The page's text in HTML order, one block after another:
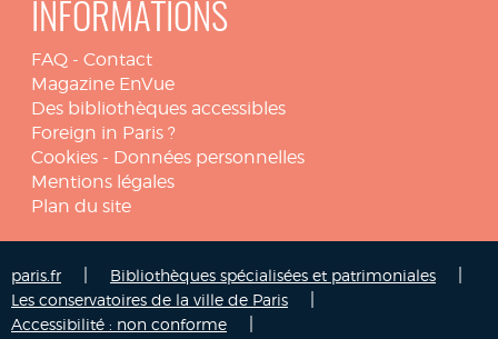
INFORMATIONS
FAQ - Contact
Magazine EnVue
Des bibliothèques accessibles
Foreign in Paris ?
Cookies - Données personnelles
Mentions légales
Plan du site
paris.fr Bibliothèques spécialisées et patrimoniales
Les conservatoires de la ville de Paris
Accessibilité : non conforme